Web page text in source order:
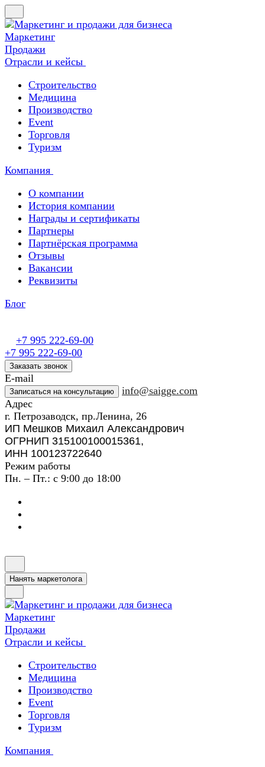
Маркетинг
Продажи
Отрасли и кейсы
Строительство
Медицина
Производство
Event
Торговля
Туризм
Компания
О компании
История компании
Награды и сертификаты
Партнеры
Партнёрская программа
Отзывы
Вакансии
Реквизиты
Блог
+7 995 222-69-00
+7 995 222-69-00
Заказать звонок
E-mail
Записаться на консультацию
info@saigge.com
Адрес
г. Петрозаводск, пр.Ленина, 26
ИП Мешков Михаил Александрович
ОГРНИП 315100100015361,
ИНН 100123722640
Режим работы
Пн. – Пт.: с 9:00 до 18:00
Нанять маркетолога
Маркетинг
Продажи
Отрасли и кейсы
Строительство
Медицина
Производство
Event
Торговля
Туризм
Компания